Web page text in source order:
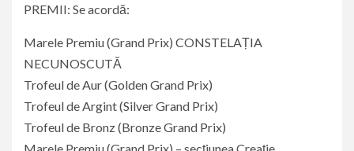
PREMII: Se acordă:
Marele Premiu (Grand Prix) CONSTELAȚIA
NECUNOSCUTĂ
Trofeul de Aur (Golden Grand Prix)
Trofeul de Argint (Silver Grand Prix)
Trofeul de Bronz (Bronze Grand Prix)